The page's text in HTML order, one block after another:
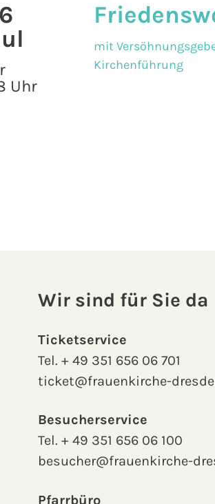
Uhr
mit
Kirchenführung
Wir sind für Sie da
Ticketservice
Tel.+ 49 351 656 06 701
ticket@frauenkirche-
Besucherservice
Tel.+ 49 351 656 06 100
besucher@frauenkirche-
Pfarrbüro